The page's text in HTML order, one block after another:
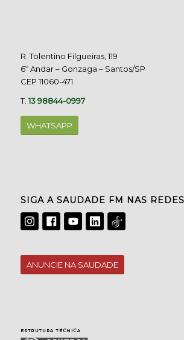
R. Tolentino Filgueiras, 119
6º Andar – Gonzaga – Santos/SP
CEP 11060-471
T.13 98844-0997
WHATSAPP
SIGA A SAUDADE FM NAS
ANUNCIE NA SAUDADE